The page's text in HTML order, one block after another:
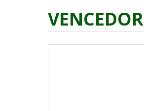
VENCEDOR